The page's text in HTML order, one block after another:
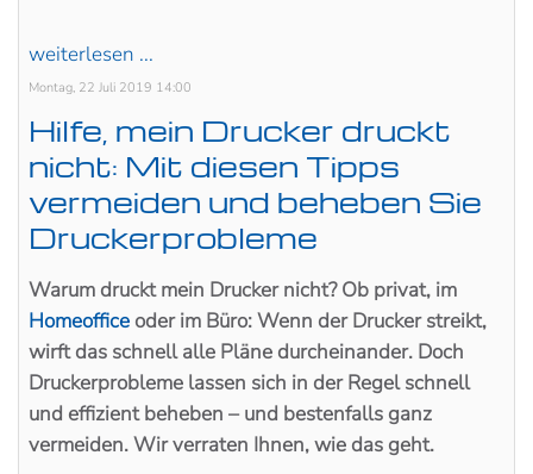
weiterlesen ...
Montag, 22 Juli 2019 14:00
Hilfe, mein Drucker druckt
nicht: Mit diesen Tipps
vermeiden und beheben Sie
Druckerprobleme
Warum druckt mein Drucker nicht? Ob privat, im
Homeoffice oder im Büro: Wenn der Drucker streikt,
wirft das schnell alle Pläne durcheinander. Doch
Druckerprobleme lassen sich in der Regel schnell
und effizient beheben – und bestenfalls ganz
vermeiden. Wir verraten Ihnen, wie das geht.